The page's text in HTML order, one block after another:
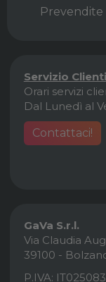
Prevendite
Servizio Clienti
Orari servizi
Dal Lunedì al
Contattaci!
GaVa S.r.l.
Via Claudia
39100 -
P.IVA: